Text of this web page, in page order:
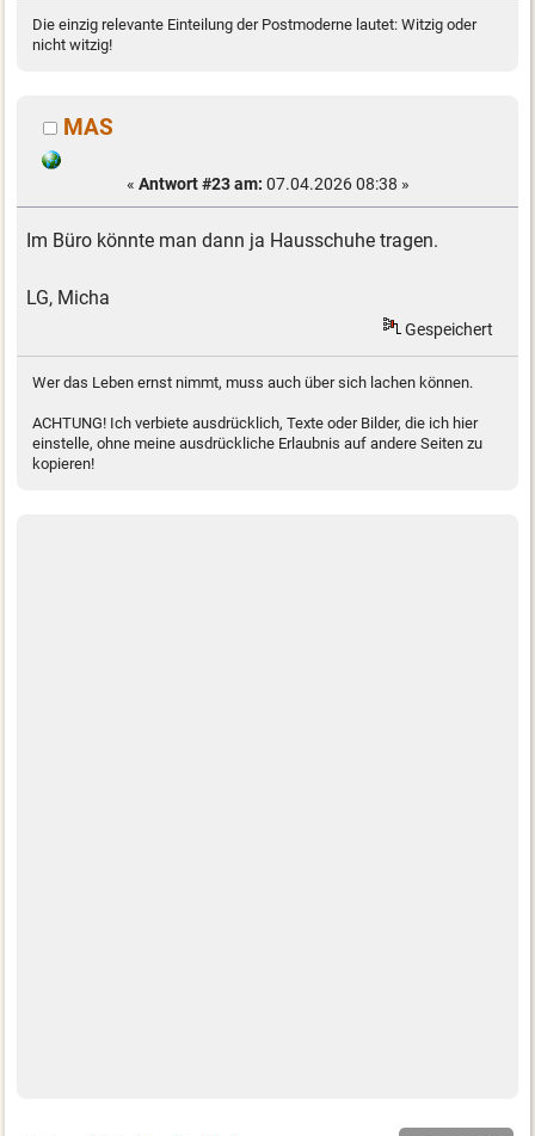
Die einzig relevante Einteilung der Postmoderne lautet: Witzig oder
nicht witzig!
MAS
« Antwort #23 am: 07.04.2026 08:38 »
Im Büro könnte man dann ja Hausschuhe tragen.
LG, Micha
Gespeichert
Wer das Leben ernst nimmt, muss auch über sich lachen können.
ACHTUNG! Ich verbiete ausdrücklich, Texte oder Bilder, die ich hier
einstelle, ohne meine ausdrückliche Erlaubnis auf andere Seiten zu
kopieren!